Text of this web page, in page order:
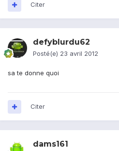
Citer
defyblurdu62
Posté(e) 23 avril 2012
sa te donne quoi
Citer
dams161